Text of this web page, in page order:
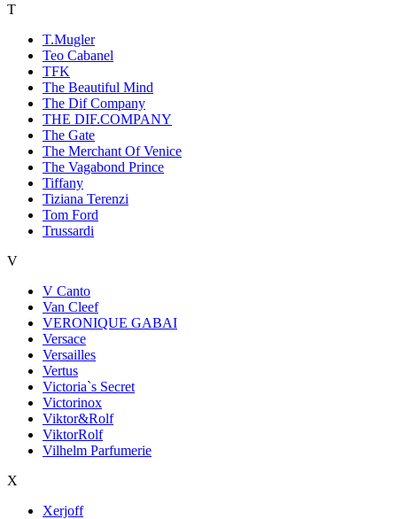
T
T.Mugler
Teo Cabanel
TFK
The Beautiful Mind
The Dif Company
THE DIF.COMPANY
The Gate
The Merchant Of Venice
The Vagabond Prince
Tiffany
Tiziana Terenzi
Tom Ford
Trussardi
V
V Canto
Van Cleef
VERONIQUE GABAI
Versace
Versailles
Vertus
Victoria`s Secret
Victorinox
Viktor&Rolf
ViktorRolf
Vilhelm Parfumerie
X
Xerjoff